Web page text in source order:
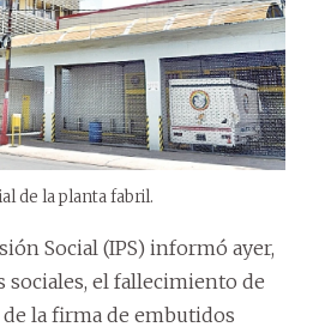
de la planta fabril.
Social (IPS) informó ayer,
sociales, el fallecimiento de
la firma de embutidos